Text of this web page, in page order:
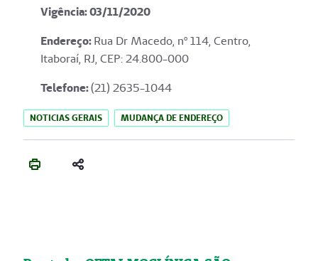
Vigência: 03/11/2020
Endereço:Rua Dr Macedo, nº 114, Centro,
Itaboraí, RJ, CEP: 24.800-000
Telefone:(21) 2635-1044
NOTICIAS GERAIS MUDANÇA DE ENDEREÇO